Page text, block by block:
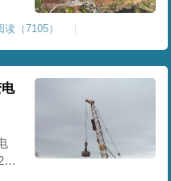
读（7105）